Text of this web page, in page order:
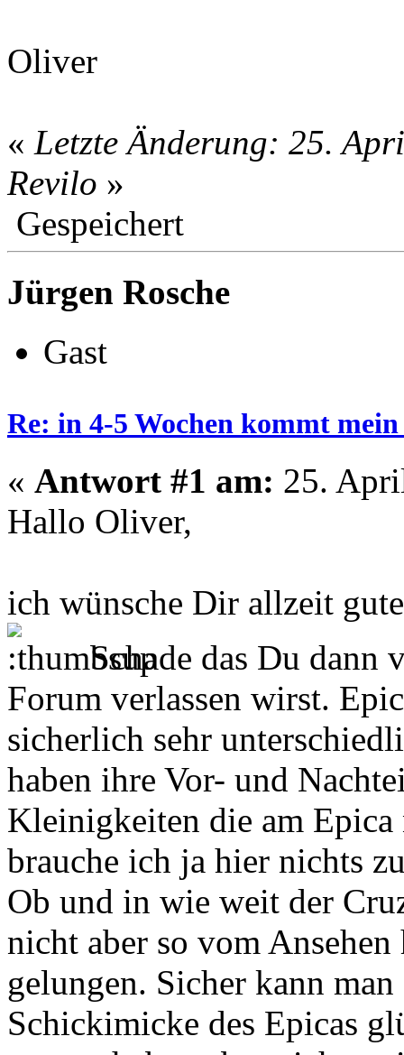
Oliver
« Letzte Änderung: 25.
Revilo »
Gespeichert
Jürgen Rosche
Gast
Re: in 4-5 Wochen kommt
« Antwort #1 am: 25.
Hallo Oliver,
ich wünsche Dir allzeit
Schade das Du dann
Forum verlassen wirst.
sicherlich sehr
haben ihre Vor- und
Kleinigkeiten die am
brauche ich ja hier nichts
Ob und in wie weit der
nicht aber so vom
gelungen. Sicher kann
Schickimicke des Epicas